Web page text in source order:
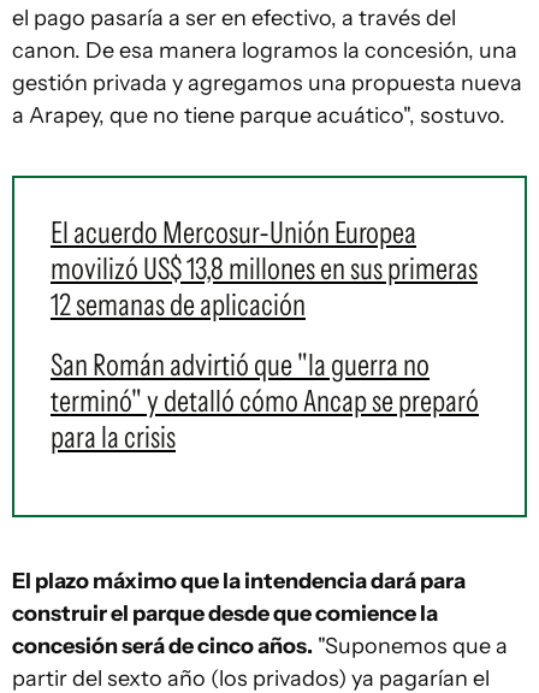
el pago pasaría a ser en efectivo, a través del
canon. De esa manera logramos la concesión, una
gestión privada y agregamos una propuesta nueva
a Arapey, que no tiene parque acuático", sostuvo.
El acuerdo Mercosur-Unión Europea
movilizó US$ 13,8 millones en sus primeras
12 semanas de aplicación
San Román advirtió que "la guerra no
terminó" y detalló cómo Ancap se preparó
para la crisis
El plazo máximo que la intendencia dará para
construir el parque desde que comience la
concesión será de cinco años. "Suponemos que a
partir del sexto año (los privados) ya pagarían el